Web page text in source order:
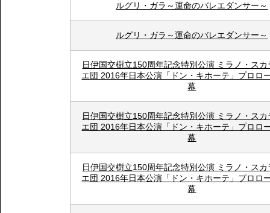
ルグリ・ガラ～運命のバレエダンサー～
ルグリ・ガラ～運命のバレエダンサー～
日伊国交樹立150周年記念特別公演 ミラノ・ス
エ団 2016年日本公演「ドン・キホーテ」プロロ
幕
日伊国交樹立150周年記念特別公演 ミラノ・ス
エ団 2016年日本公演「ドン・キホーテ」プロロ
幕
日伊国交樹立150周年記念特別公演 ミラノ・ス
エ団 2016年日本公演「ドン・キホーテ」プロロ
幕